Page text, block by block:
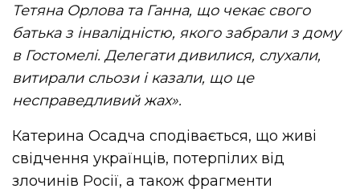
Тетяна Орлова та Ганна, що чекає свого
батька з інвалідністю, якого забрали з дому
в Гостомелі. Делегати дивилися, слухали,
витирали сльози і казали, що це
несправедливий жах».
Катерина Осадча сподівається, що живі
свідчення українців, потерпілих від
злочинів Росії, а також фрагменти